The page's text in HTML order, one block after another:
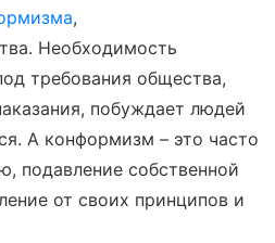
,
Необходимость
требования общества,
побуждает людей
А конформизм – это часто
подавление собственной
от своих принципов и